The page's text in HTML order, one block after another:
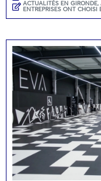
ACTUALITÉS EN GIRONDE,
ENTREPRISES ONT CHOISI